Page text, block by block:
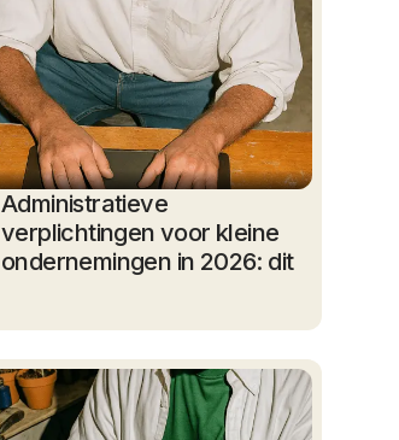
Administratieve
verplichtingen voor kleine
ondernemingen in 2026: dit